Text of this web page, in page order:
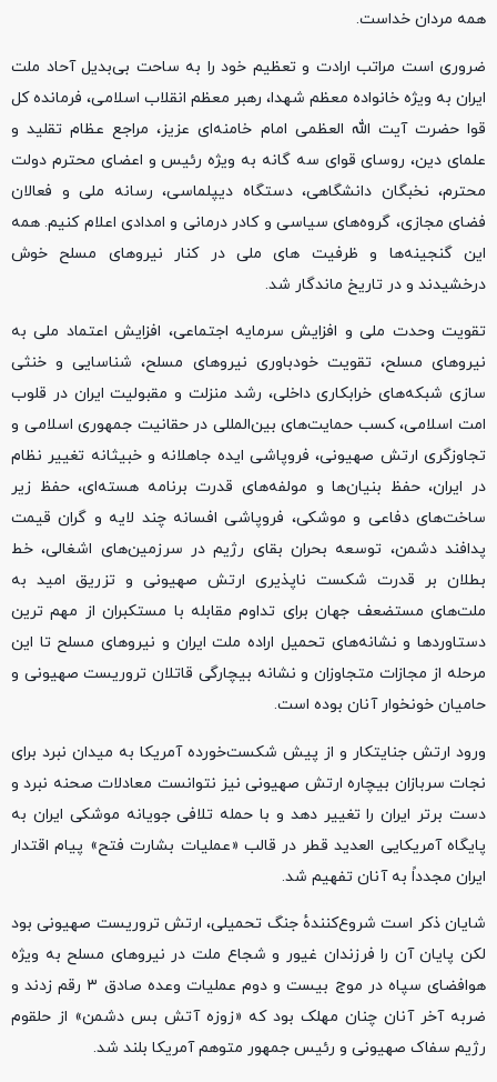
همه مردان خداست.
ضروری است مراتب ارادت و تعظیم خود را به ساحت بی‌بدیل آحاد ملت
ایران به ویژه خانواده معظم شهدا، رهبر معظم انقلاب اسلامی، فرمانده کل
قوا حضرت آیت الله العظمی امام خامنه‌ای عزیز، مراجع عظام تقلید و
علمای دین، روسای قوای سه گانه به ویژه رئیس و اعضای محترم دولت
محترم، نخبگان دانشگاهی، دستگاه دیپلماسی، رسانه ملی و فعالان
فضای مجازی، گروه‌های سیاسی و کادر درمانی و امدادی اعلام کنیم. همه
این گنجینه‌ها و ظرفیت های ملی در کنار نیروهای مسلح خوش
درخشیدند و در تاریخ ماندگار شد.
تقویت وحدت ملی و افزایش سرمایه اجتماعی، افزایش اعتماد ملی به
نیروهای مسلح، تقویت خودباوری نیروهای مسلح، شناسایی و خنثی
سازی شبکه‌های خرابکاری داخلی، رشد منزلت و مقبولیت ایران در قلوب
امت اسلامی، کسب حمایت‌های بین‌المللی در حقانیت جمهوری اسلامی و
تجاوزگری ارتش صهیونی، فروپاشی ایده جاهلانه و خبیثانه تغییر نظام
در ایران، حفظ بنیان‌ها و مولفه‌های قدرت برنامه هسته‌ای، حفظ زیر
ساخت‌های دفاعی و موشکی، فروپاشی افسانه چند لایه و گران قیمت
پدافند دشمن، توسعه بحران بقای رژیم در سرزمین‌های اشغالی، خط
بطلان بر قدرت شکست ناپذیری ارتش صهیونی و تزریق امید به
ملت‌های مستضعف جهان برای تداوم مقابله با مستکبران از مهم ترین
دستاوردها و نشانه‌های تحمیل اراده ملت ایران و نیروهای مسلح تا این
مرحله از مجازات متجاوزان و نشانه بیچارگی قاتلان تروریست صهیونی و
حامیان خونخوار آنان بوده است.
ورود ارتش جنایتکار و از پیش شکست‌خورده آمریکا به میدان نبرد برای
نجات سربازان بیچاره ارتش صهیونی نیز نتوانست معادلات صحنه نبرد و
دست برتر ایران را تغییر دهد و با حمله تلافی جویانه موشکی ایران به
پایگاه آمریکایی العدید قطر در قالب «عملیات بشارت فتح» پیام اقتدار
ایران مجدداً به آنان تفهیم شد.
شایان ذکر است شروع‌کنندهٔ جنگ تحمیلی، ارتش تروریست صهیونی بود
لکن پایان آن را فرزندان غیور و شجاع ملت در نیروهای مسلح به ویژه
هوافضای سپاه در موج بیست و دوم عملیات وعده صادق ۳ رقم زدند و
ضربه آخر آنان چنان مهلک بود که «زوزه آتش بس دشمن» از حلقوم
رژیم سفاک صهیونی و رئیس جمهور متوهم آمریکا بلند شد.